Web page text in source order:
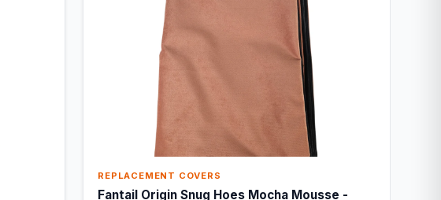
REPLACEMENT COVERS
Fantail Origin Snug Hoes Mocha Mousse -